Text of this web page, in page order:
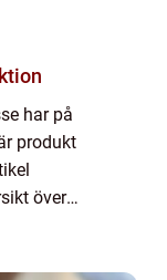
har på
produkt
över